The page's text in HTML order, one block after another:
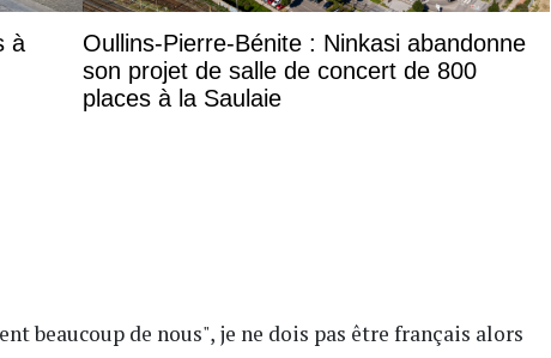
à
Oullins-Pierre-Bénite : Ninkasi abandonne
son projet de salle de concert de 800
places à la Saulaie
beaucoup de nous", je ne dois pas être français alors